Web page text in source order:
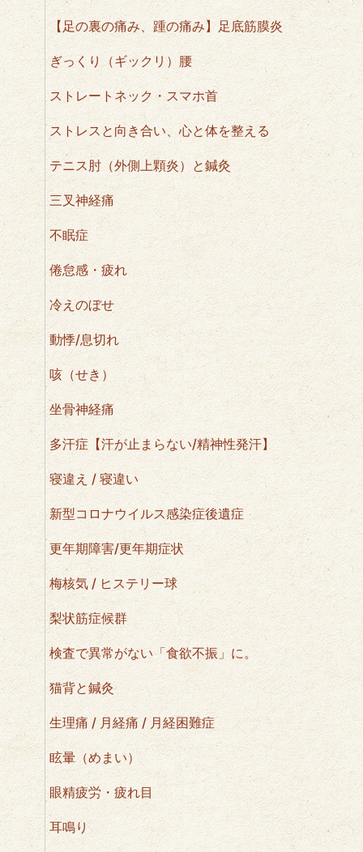
【足の裏の痛み、踵の痛み】足底筋膜炎
ぎっくり（ギックリ）腰
ストレートネック・スマホ首
ストレスと向き合い、心と体を整える
テニス肘（外側上顆炎）と鍼灸
三叉神経痛
不眠症
倦怠感・疲れ
冷えのぼせ
動悸/息切れ
咳（せき）
坐骨神経痛
多汗症【汗が止まらない/精神性発汗】
寝違え / 寝違い
新型コロナウイルス感染症後遺症
更年期障害/更年期症状
梅核気 / ヒステリー球
梨状筋症候群
検査で異常がない「食欲不振」に。
猫背と鍼灸
生理痛 / 月経痛 / 月経困難症
眩暈（めまい）
眼精疲労・疲れ目
耳鳴り